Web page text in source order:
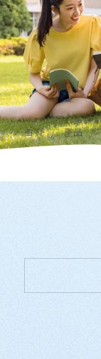
首頁 產品